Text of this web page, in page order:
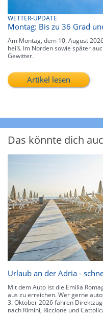
WETTER-UPDATE
Montag: Bis zu 36 Grad
Am Montag, dem 10. August
heiß. Im Norden sowie später
Gewitter.
Artikel lesen
Das könnte dich
Urlaub an der Adria -
Mit dem Auto ist die Emilia
aus zu erreichen. Wer gerne
3. Oktober 2026 fahren
nach Rimini, Riccione und